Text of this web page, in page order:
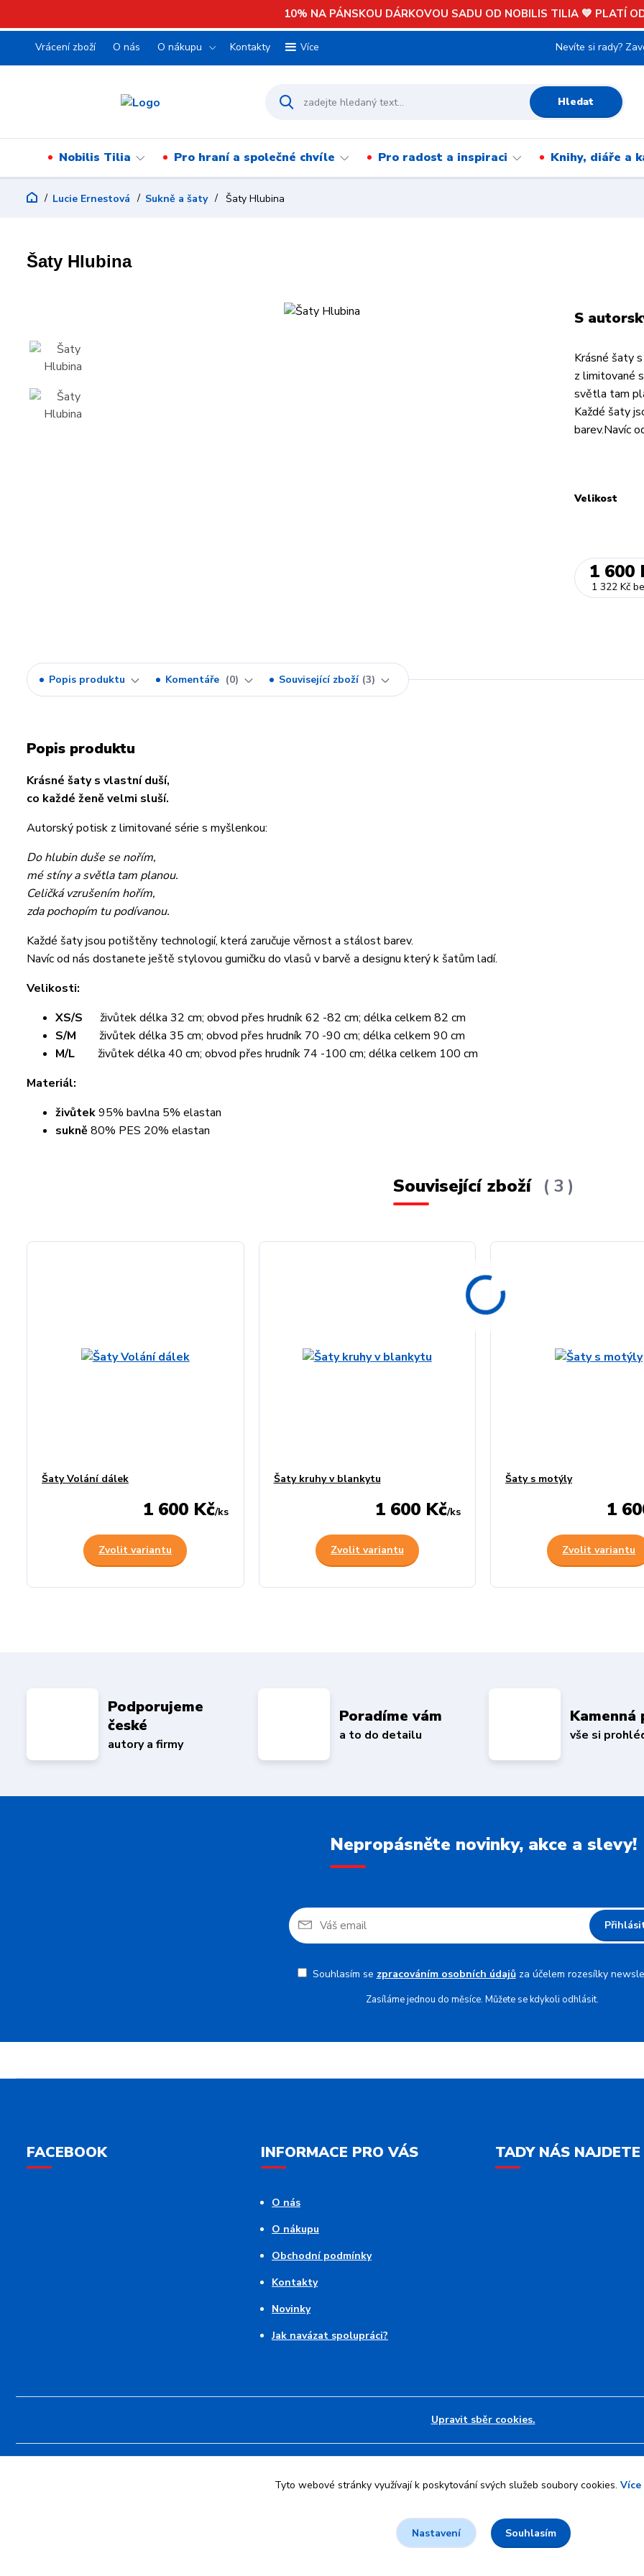
10% NA PÁNSKOU DÁRKOVOU SADU OD NOBILIS TILIA 💙 PLATÍ
Vrácení zboží O nás O nákupu Kontakty Více
Hledat
Nevíte si rady?
Nobilis Tilia Pro hraní a společné chvíle Pro radost a inspiraci Knihy, diáře a
Lucie Ernestová Sukně a šaty Šaty Hlubina
Šaty Hlubina
S
Krásné šaty
z limitované
světla tam
Každé šaty
barev.Navíc
Velikost
1 600
1 322 Kč
Popis produktu Komentáře 0 Související zboží 3
Popis produktu
Krásné šaty s vlastní duší,
co každé ženě velmi sluší.
Autorský potisk z limitované série s myšlenkou:
Do hlubin duše se nořím,
mé stíny a světla tam planou.
Celičká vzrušením hořím,
zda pochopím tu podívanou.
Každé šaty jsou potištěny technologií, která zaručuje věrnost a stálost barev.
Navíc od nás dostanete ještě stylovou gumičku do vlasů v barvě a designu který k šatům ladí.
Velikosti:
XS/S živůtek délka 32 cm; obvod přes hrudník 62 -82 cm; délka celkem 82 cm
S/M živůtek délka 35 cm; obvod přes hrudník 70 -90 cm; délka celkem 90 cm
M/L živůtek délka 40 cm; obvod přes hrudník 74 -100 cm; délka celkem 100 cm
Materiál:
živůtek95% bavlna 5% elastan
sukně 80% PES 20% elastan
Související zboží 3
Šaty Volání dálek
1 600 Kč/ks
Zvolit variantu
Šaty kruhy v blankytu
1 600 Kč/ks
Zvolit variantu
Šaty s motýly
1
Zvolit variantu
Podporujeme
české
autory a firmy
Poradíme vám
a to do detailu
Kamenná
vše si
Nepropásněte novinky, akce a slevy!
Souhlasím se zpracováním osobních údajůza účelem rozesílky
Zasíláme jednou do měsíce. Můžete se kdykoli odhlásit.
FACEBOOK INFORMACE PRO VÁS
O nás
O nákupu
Obchodní podmínky
Kontakty
Novinky
Jak navázat spolupráci?
TADY NÁS NAJDETE
Upravit sběr cookies.
Tyto webové stránky využívají k poskytování svých služeb soubory cookies.
Nastavení Souhlasím